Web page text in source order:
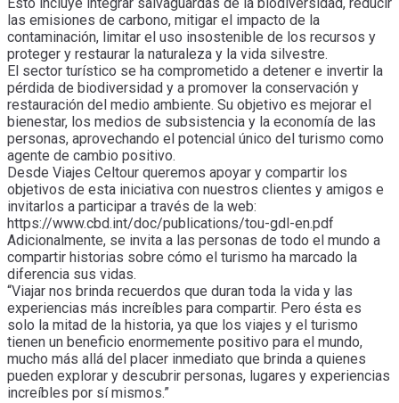
Esto incluye integrar salvaguardas de la biodiversidad, reducir
las emisiones de carbono, mitigar el impacto de la
contaminación, limitar el uso insostenible de los recursos y
proteger y restaurar la naturaleza y la vida silvestre.
El sector turístico se ha comprometido a detener e invertir la
pérdida de biodiversidad y a promover la conservación y
restauración del medio ambiente. Su objetivo es mejorar el
bienestar, los medios de subsistencia y la economía de las
personas, aprovechando el potencial único del turismo como
agente de cambio positivo.
Desde Viajes Celtour queremos apoyar y compartir los
objetivos de esta iniciativa con nuestros clientes y amigos e
invitarlos a participar a través de la web:
https://www.cbd.int/doc/publications/tou-gdl-en.pdf
Adicionalmente, se invita a las personas de todo el mundo a
compartir historias sobre cómo el turismo ha marcado la
diferencia sus vidas.
“Viajar nos brinda recuerdos que duran toda la vida y las
experiencias más increíbles para compartir. Pero ésta es
solo la mitad de la historia, ya que los viajes y el turismo
tienen un beneficio enormemente positivo para el mundo,
mucho más allá del placer inmediato que brinda a quienes
pueden explorar y descubrir personas, lugares y experiencias
increíbles por sí mismos.”